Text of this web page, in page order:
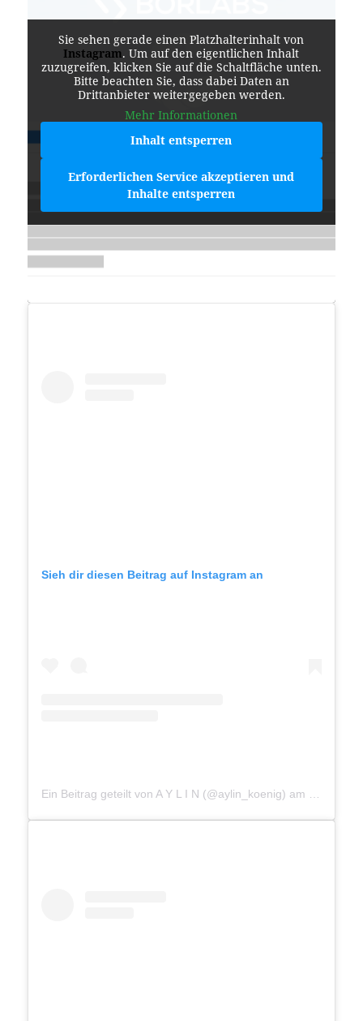
Sie sehen gerade einen Platzhalterinhalt von
Instagram. Um auf den eigentlichen Inhalt
zuzugreifen, klicken Sie auf die Schaltfläche unten.
Bitte beachten Sie, dass dabei Daten an
Drittanbieter weitergegeben werden.
Mehr Informationen
Inhalt entsperren
Erforderlichen Service akzeptieren und
Inhalte entsperren
Sieh dir diesen Beitrag auf Instagram an
Ein Beitrag geteilt von A Y L I N (@aylin_koenig) am Mär 25,